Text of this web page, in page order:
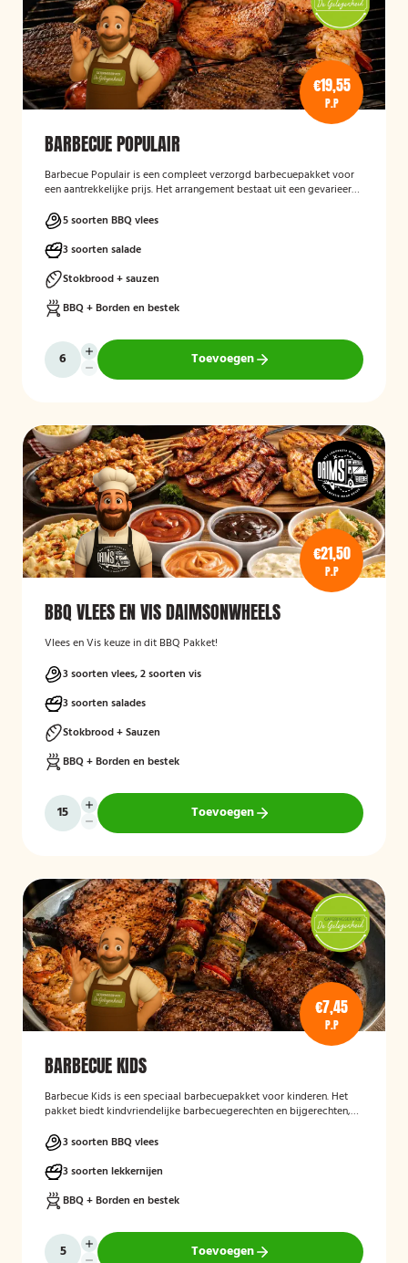
€19,55
P.P
BARBECUE POPULAIR
Barbecue Populair is een compleet verzorgd barbecuepakket voor
een aantrekkelijke prijs. Het arrangement bestaat uit een gevarieerde
stokbrood. Daarnaast worden barbecue, borden en bestek
meegeleverd en weer opgehaald, zodat gasten zorgeloos kunnen
genieten van een gezellige barbecue.
5 soorten BBQ vlees
3 soorten salade
Stokbrood + sauzen
BBQ + Borden en bestek
Toevoegen
€21,50
P.P
BBQ VLEES EN VIS DAIMSONWHEELS
Vlees en Vis keuze in dit BBQ Pakket!
3 soorten vlees, 2 soorten vis
3 soorten salades
Stokbrood + Sauzen
BBQ + Borden en bestek
Toevoegen
€7,45
P.P
BARBECUE KIDS
Barbecue Kids is een speciaal barbecuepakket voor kinderen. Het
pakket biedt kindvriendelijke barbecuegerechten en bijgerechten,
BBQ-ervaring tijdens een feest, familiedag of andere gelegenheid.
3 soorten BBQ vlees
3 soorten lekkernijen
BBQ + Borden en bestek
Toevoegen